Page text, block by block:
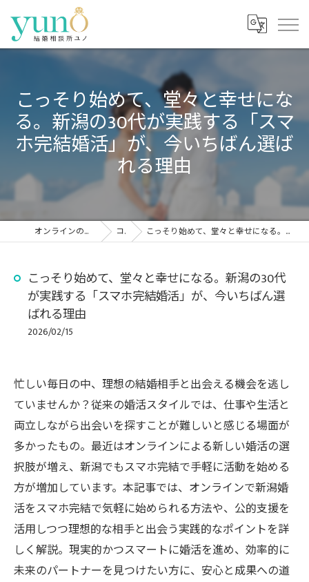
こっそり始めて、堂々と幸せにな
る。新潟の30代が実践する「スマ
ホ完結婚活」が、今いちばん選ば
れる理由
オンラインの結婚相談所なら結婚相談所ユノ コラム こっそり始めて、堂々と幸せになる。新潟の30代が実践する「スマホ完結婚活」が、今いちばん選ばれる理由
こっそり始めて、堂々と幸せになる。新潟の30代
が実践する「スマホ完結婚活」が、今いちばん選
ばれる理由
2026/02/15
忙しい毎日の中、理想の結婚相手と出会える機会を逃し
ていませんか？従来の婚活スタイルでは、仕事や生活と
両立しながら出会いを探すことが難しいと感じる場面が
多かったもの。最近はオンラインによる新しい婚活の選
択肢が増え、新潟でもスマホ完結で手軽に活動を始める
方が増加しています。本記事では、オンラインで新潟婚
活をスマホ完結で気軽に始められる方法や、公的支援を
活用しつつ理想的な相手と出会う実践的なポイントを詳
しく解説。現実的かつスマートに婚活を進め、効率的に
未来のパートナーを見つけたい方に、安心と成果への道